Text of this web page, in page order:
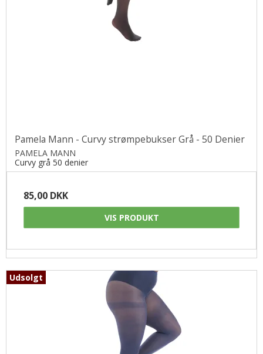
Pamela Mann - Curvy strømpebukser Grå - 50 Denier
PAMELA MANN
Curvy grå 50 denier
85,00 DKK
VIS PRODUKT
Udsolgt